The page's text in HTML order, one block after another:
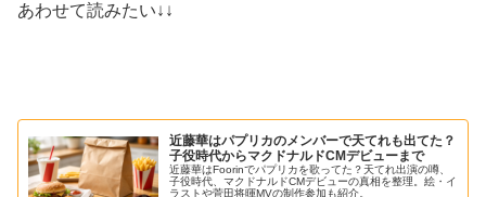
あわせて読みたい↓↓
近藤華はパプリカのメンバーで天てれも出てた？
子役時代からマクドナルドCMデビューまで
近藤華はFoorinでパプリカを歌ってた？天てれ出演の噂、
子役時代、マクドナルドCMデビューの真相を整理。絵・イ
ラストや菅田将暉MVの制作参加も紹介。